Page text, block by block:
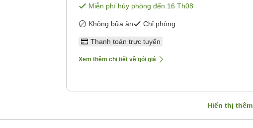
Miễn phí hủy phòng đến 16 Th08
Không bữa ăn Chỉ phòng
Thanh toán trực tuyến
Xem thêm chi tiết về gói giá
Hiển thị thêm